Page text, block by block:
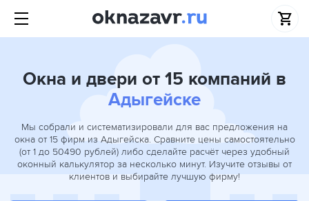
Окна и двери от 15 компаний в
Адыгейске
Мы собрали и систематизировали для вас предложения на
окна от 15 фирм из Адыгейска. Сравните цены самостоятельно
(от 1 до 50490 рублей) либо сделайте расчёт через удобный
оконный калькулятор за несколько минут. Изучите отзывы от
клиентов и выбирайте лучшую фирму!